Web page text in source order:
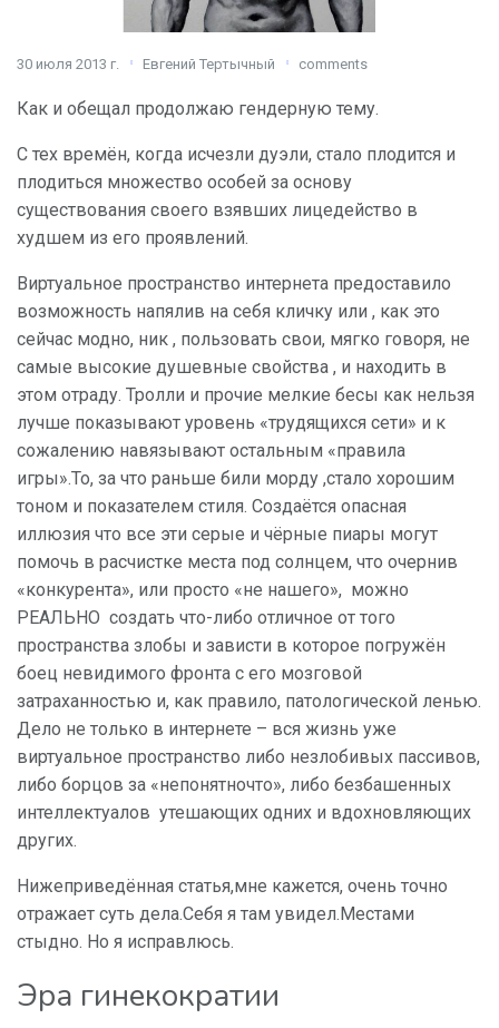
30 июля 2013 г. Евгений Тертычный comments
Как и обещал продолжаю гендерную тему.
С тех времён, когда исчезли дуэли, стало плодится и
плодиться множество особей за основу
существования своего взявших лицедейство в
худшем из его проявлений.
Виртуальное пространство интернета предоставило
возможность напялив на себя кличку или , как это
сейчас модно, ник , пользовать свои, мягко говоря, не
самые высокие душевные свойства , и находить в
этом отраду. Тролли и прочие мелкие бесы как нельзя
лучше показывают уровень «трудящихся сети» и к
сожалению навязывают остальным «правила
игры».То, за что раньше били морду ,стало хорошим
тоном и показателем стиля. Создаётся опасная
иллюзия что все эти серые и чёрные пиары могут
помочь в расчистке места под солнцем, что очернив
«конкурента», или просто «не нашего», можно
РЕАЛЬНО создать что-либо отличное от того
пространства злобы и зависти в которое погружён
боец невидимого фронта с его мозговой
затраханностью и, как правило, патологической ленью.
Дело не только в интернете – вся жизнь уже
виртуальное пространство либо незлобивых пассивов,
либо борцов за «непонятночто», либо безбашенных
интеллектуалов утешающих одних и вдохновляющих
других.
Нижеприведённая статья,мне кажется, очень точно
отражает суть дела.Себя я там увидел.Местами
стыдно. Но я исправлюсь.
Эра гинекократии